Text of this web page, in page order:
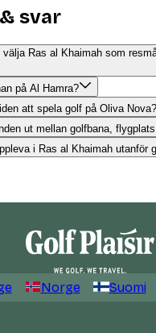
svar
välja Ras al Khaimah som
på Al Hamra?
att spela golf på Oliva Nova?
ut mellan golfbana,
i Ras al Khaimah utanför
Norge Suomi